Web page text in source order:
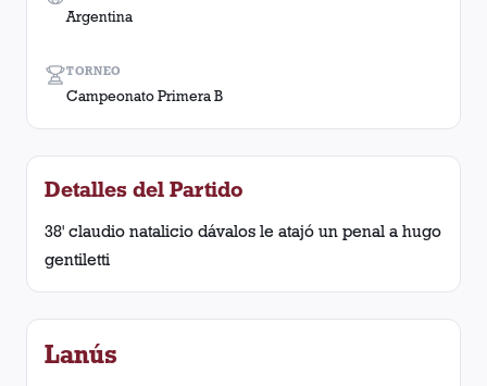
TORNEO
Campeonato Primera B
Argentina
Detalles del Partido
38' claudio natalicio dávalos le atajó un penal a hugo
gentiletti
Lanús